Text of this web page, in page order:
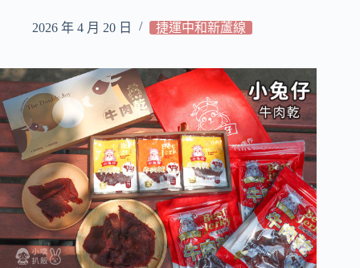
2026 年 4 月 20 日 捷運中和新蘆線